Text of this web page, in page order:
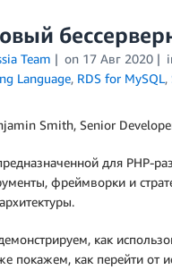
Team on 17 Авг 2020
Language, RDS for MySQL,
Smith, Senior
для PHP-
фреймворки и
как
покажем, как перейти от